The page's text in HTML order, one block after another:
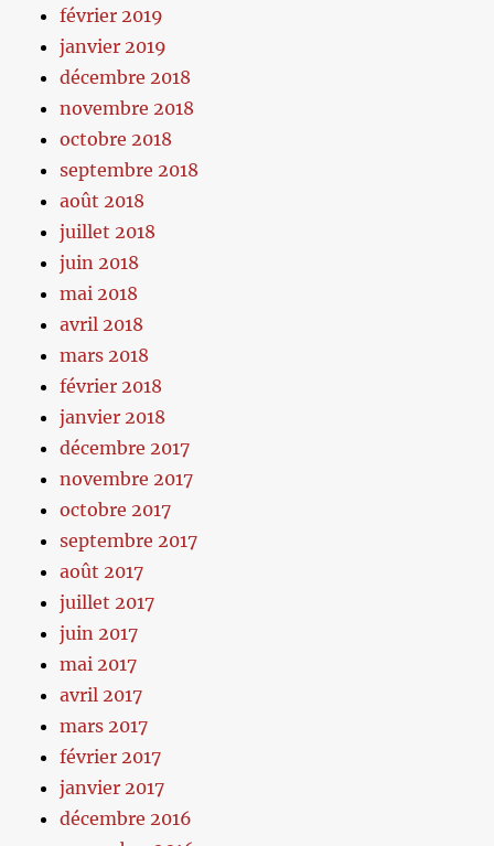
février 2019
janvier 2019
décembre 2018
novembre 2018
octobre 2018
septembre 2018
août 2018
juillet 2018
juin 2018
mai 2018
avril 2018
mars 2018
février 2018
janvier 2018
décembre 2017
novembre 2017
octobre 2017
septembre 2017
août 2017
juillet 2017
juin 2017
mai 2017
avril 2017
mars 2017
février 2017
janvier 2017
décembre 2016